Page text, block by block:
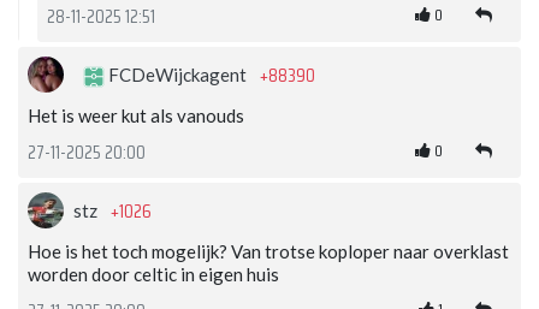
28-11-2025 12:51 0
FCDeWijckagent +88390
Het is weer kut als vanouds
27-11-2025 20:00 0
stz +1026
Hoe is het toch mogelijk? Van trotse koploper naar overklast
worden door celtic in eigen huis